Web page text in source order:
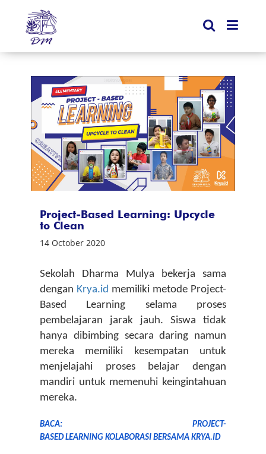
Project-Based Learning: Upcycle
to Clean
14 October 2020
Sekolah Dharma Mulya bekerja sama
dengan Krya.id memiliki metode Project-
Based Learning selama proses
pembelajaran jarak jauh. Siswa tidak
hanya dibimbing secara daring namun
mereka memiliki kesempatan untuk
menjelajahi proses belajar dengan
mandiri untuk memenuhi keingintahuan
mereka.
BACA: PROJECT-
BASED LEARNING KOLABORASI BERSAMA KRYA.ID